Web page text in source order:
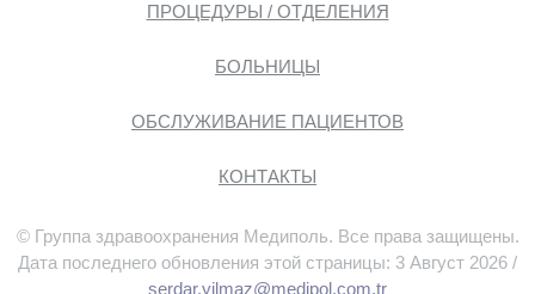
ПРОЦЕДУРЫ / ОТДЕЛЕНИЯ
БОЛЬНИЦЫ
ОБСЛУЖИВАНИЕ ПАЦИЕНТОВ
КОНТАКТЫ
© Группа здравоохранения Медиполь. Все права защищены.
Дата последнего обновления этой страницы: 3 Август 2026 /
serdar.yilmaz@medipol.com.tr